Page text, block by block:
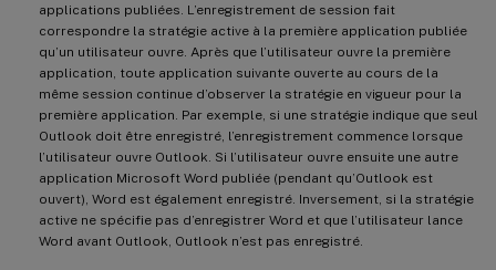
applications publiées. L’enregistrement de session fait
correspondre la stratégie active à la première application publiée
qu’un utilisateur ouvre. Après que l’utilisateur ouvre la première
application, toute application suivante ouverte au cours de la
même session continue d’observer la stratégie en vigueur pour la
première application. Par exemple, si une stratégie indique que seul
Outlook doit être enregistré, l’enregistrement commence lorsque
l’utilisateur ouvre Outlook. Si l’utilisateur ouvre ensuite une autre
application Microsoft Word publiée (pendant qu’Outlook est
ouvert), Word est également enregistré. Inversement, si la stratégie
active ne spécifie pas d’enregistrer Word et que l’utilisateur lance
Word avant Outlook, Outlook n’est pas enregistré.